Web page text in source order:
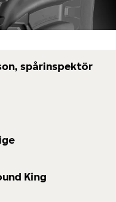
spårinspektör
King